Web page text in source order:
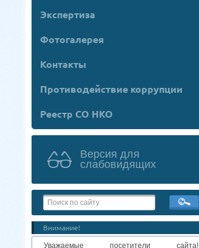
Экспертиза
Фотогалерея
Контакты
Противодействие коррупции
Реестр СО НКО
Версия для
слабовидящих
Внимание!
Уважаемые посетители сайта!